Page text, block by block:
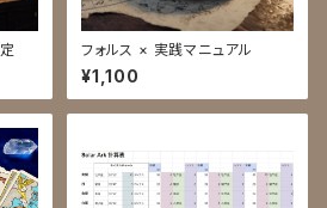
フォルス × 実践マニュアル
¥1,100